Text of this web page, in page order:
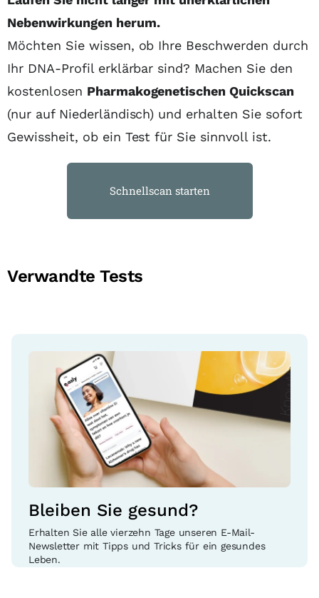
Nebenwirkungen herum.
Möchten Sie wissen, ob Ihre Beschwerden durch
Ihr DNA-Profil erklärbar sind? Machen Sie den
kostenlosen Pharmakogenetischen Quickscan
(nur auf Niederländisch) und erhalten Sie sofort
Gewissheit, ob ein Test für Sie sinnvoll ist.
Schnellscan starten
Verwandte Tests
Bleiben Sie gesund?
Erhalten Sie alle vierzehn Tage unseren E-Mail-
Newsletter mit Tipps und Tricks für ein gesundes
Leben.